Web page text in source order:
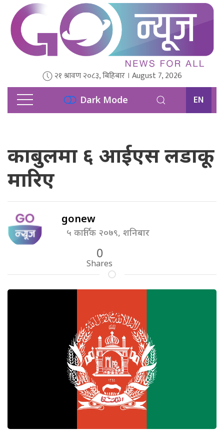
२१ श्रावण २०८३, बिहिबार । August 7, 2026
Dark Mode EN
काबुलमा ६ आईएस लडाकू
मारिए
gonew
५ कार्तिक २०७९, शनिबार
0
Shares